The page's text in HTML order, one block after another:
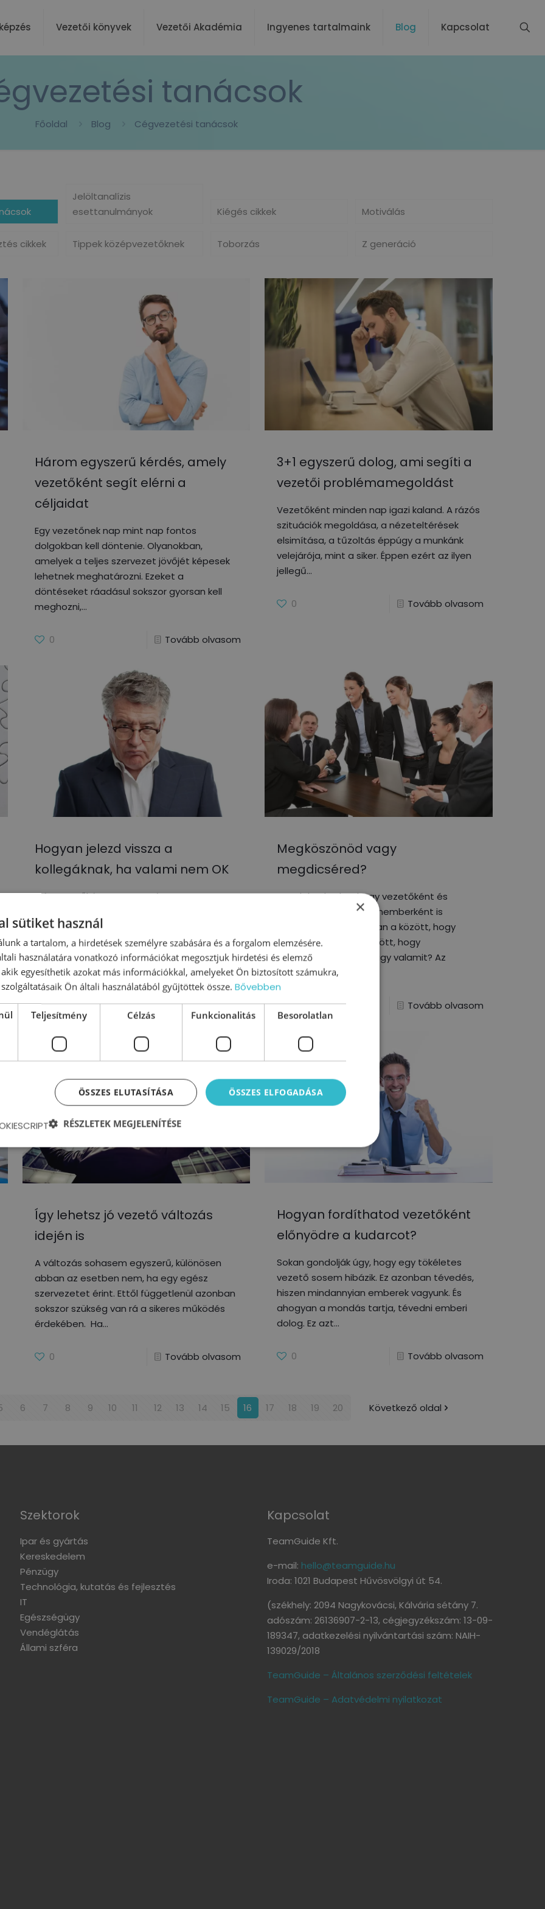
Vezetői könyvek Vezetői Akadémia Ingyenes tartalmaink Blog Kapcsolat
tanácsok
Főoldal Blog Cégvezetési tanácsok
Jelöltanalízis
esettanulmányok
Kiégés cikkek Motiválás
cikkek Tippek középvezetőknek Toborzás Z generáció
Három egyszerű kérdés, amely
vezetőként segít elérni a
céljaidat
Egy vezetőnek nap mint nap fontos
dolgokban kell döntenie. Olyanokban,
amelyek a teljes szervezet jövőjét képesek
lehetnek meghatározni. Ezeket a
döntéseket ráadásul sokszor gyorsan kell
meghozni,
0 Tovább olvasom
3+1 egyszerű dolog, ami segíti a
vezetői problémamegoldást
Vezetőként minden nap igazi kaland. A rázós
szituációk megoldása, a nézeteltérések
elsimítása, a tűzoltás éppúgy a munkánk
velejárója, mint a siker. Éppen ezért az ilyen
jellegű
0 Tovább olvasom
Hogyan jelezd vissza a
kollegáknak, ha valami nem OK
Cégvezetőként nem csupán a nagy
döntésekről kell határoznod, de a
mindennapos apróságnak tűnő, ám annál
fontosabb feladatokkal is szembe kell
nézned.
0 Tovább olvasom
Megköszönöd vagy
megdicséred?
Gondoltad volna, hogy vezetőként és
természetesen magánemberként is
hatalmas különbség van a között, hogy
megköszönsz és a között, hogy
megdicsérsz valakit vagy valamit? Az
internet tele
1 Tovább olvasom
Így lehetsz jó vezető változás
idején is
A változás sohasem egyszerű, különösen
abban az esetben nem, ha egy egész
szervezetet érint. Ettől függetlenül azonban
sokszor szükség van rá a sikeres működés
érdekében. Ha
0 Tovább olvasom
Hogyan fordíthatod vezetőként
előnyödre a kudarcot?
Sokan gondolják úgy, hogy egy tökéletes
vezető sosem hibázik. Ez azonban tévedés,
hiszen mindannyian emberek vagyunk. És
ahogyan a mondás tartja, tévedni emberi
dolog. Ez azt
0 Tovább olvasom
6 7 8 9 10 11 12 13 14 15 16 17 18 19 20 Következő oldal
Szektorok
Ipar és gyártás
Kereskedelem
Pénzügy
Technológia, kutatás és fejlesztés
IT
Egészségügy
Vendéglátás
Állami szféra
Kapcsolat
TeamGuide Kft.
e-mail: hello@teamguide.hu
Iroda: 1021 Budapest Hűvösvölgyi út 54.
(székhely: 2094 Nagykovácsi, Kálvária sétány 7.
adószám: 26136907-2-13, cégjegyzékszám: 13-09-
189347, adatkezelési nyilvántartási szám: NAIH-
139029/2018
TeamGuide – Általános szerződési feltételek
TeamGuide – Adatvédelmi nyilatkozat
×
sütiket használ
a tartalom, a hirdetések személyre szabására és a forgalom elemzésére.
használatára vonatkozó információkat megosztjuk hirdetési és elemző
egyesíthetik azokat más információkkal, amelyeket Ön biztosított számukra,
Ön általi használatából gyűjtöttek össze. Bővebben
Teljesítmény Célzás Funkcionalitás Besorolatlan
ÖSSZES ELFOGADÁSA
ÖSSZES ELUTASÍTÁSA
RÉSZLETEK MEGJELENÍTÉSE